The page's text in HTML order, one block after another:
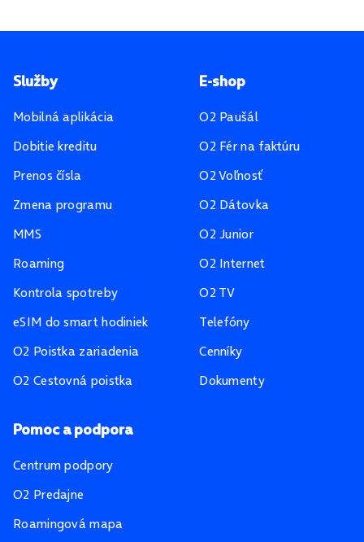
Pätička stránky
Služby
Mobilná aplikácia
Dobitie kreditu
Prenos čísla
Zmena programu
MMS
Roaming
Kontrola spotreby
eSIM do smart hodiniek
O2 Poistka zariadenia
O2 Cestovná poistka
E-shop
O2 Paušál
O2 Fér na faktúru
O2 Voľnosť
O2 Dátovka
O2 Junior
O2 Internet
O2 TV
Telefóny
Cenníky
Dokumenty
Pomoc a podpora
Centrum podpory
O2 Predajne
Roamingová mapa